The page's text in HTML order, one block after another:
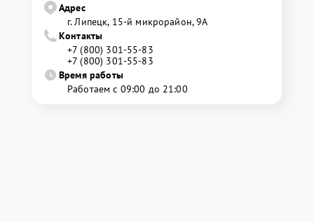
Адрес
г. Липецк, 15-й микрорайон, 9А
Контакты
+7 (800) 301-55-83
+7 (800) 301-55-83
Время работы
Работаем с 09:00 до 21:00